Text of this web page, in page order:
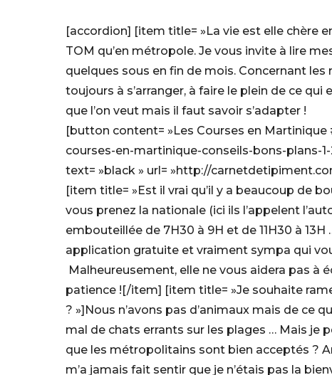
[accordion] [item title= »La vie est elle chère
TOM qu’en métropole. Je vous invite à lire
quelques sous en fin de mois. Concernant
toujours à s’arranger, à faire le plein de ce
que l’on veut mais il faut savoir s’adapter !
[button content= »Les Courses en Martinique
courses-en-martinique-conseils-bons-plans-
text= »black » url= »http://
[item title= »Est il vrai qu’il y a beaucoup de
vous prenez la nationale (ici ils l’appelent
embouteillée de 7H30 à 9H et de 11H30 à
application gratuite et vraiment sympa qui
Malheureusement, elle ne vous aidera pas à
patience ![/item] [item title= »Je souhaite
? »]Nous n’avons pas d’animaux mais de ce
mal de chats errants sur les plages … Mais je
que les métropolitains sont bien acceptés ?
m’a jamais fait sentir que je n’étais pas la